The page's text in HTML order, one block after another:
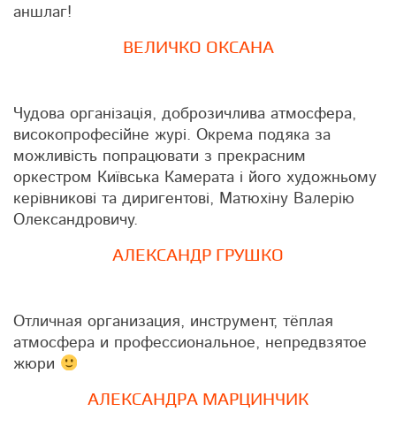
аншлаг!
ВЕЛИЧКО ОКСАНА
Чудова організація, доброзичлива атмосфера,
високопрофесійне журі. Окрема подяка за
можливість попрацювати з прекрасним
оркестром Київська Камерата і його художньому
керівникові та диригентові, Матюхіну Валерію
Олександровичу.
АЛЕКСАНДР ГРУШКО
Отличная организация, инструмент, тёплая
атмосфера и профессиональное, непредвзятое
жюри
АЛЕКСАНДРА МАРЦИНЧИК